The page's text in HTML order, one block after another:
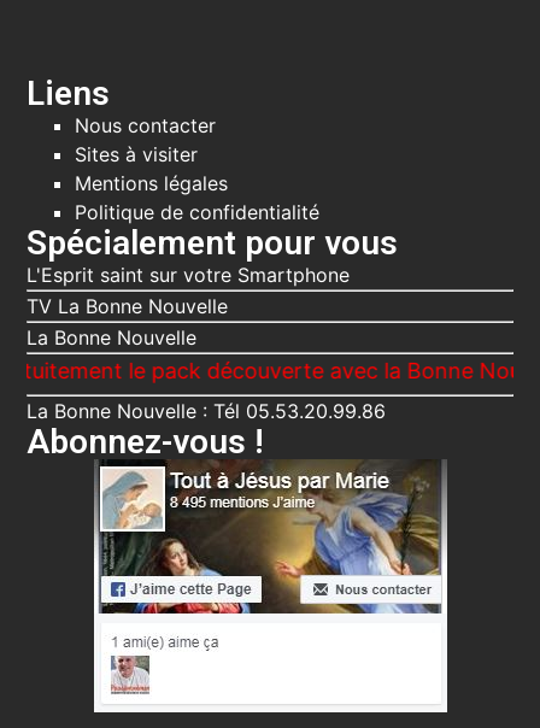
Liens
Nous contacter
Sites à visiter
Mentions légales
Politique de confidentialité
Spécialement pour vous
L'Esprit saint sur votre Smartphone
TV La Bonne Nouvelle
La Bonne Nouvelle
le pack découverte avec la Bonne Nouvelle,
La Bonne Nouvelle : Tél 05.53.20.99.86
Abonnez-vous !